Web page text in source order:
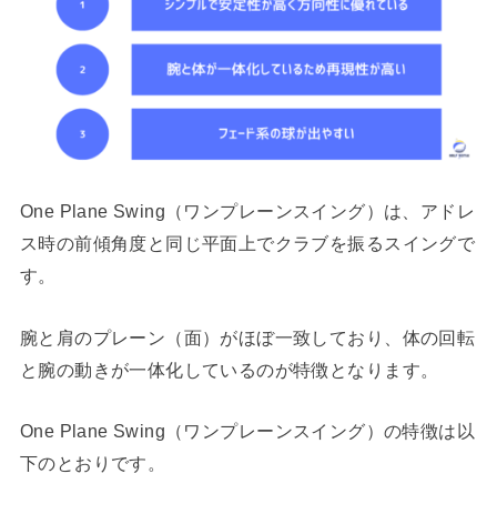
One Plane Swing（ワンプレーンスイング）は、アドレ
ス時の前傾角度と同じ平面上でクラブを振るスイングで
す。
腕と肩のプレーン（面）がほぼ一致しており、体の回転
と腕の動きが一体化しているのが特徴となります。
One Plane Swing（ワンプレーンスイング）の特徴は以
下のとおりです。